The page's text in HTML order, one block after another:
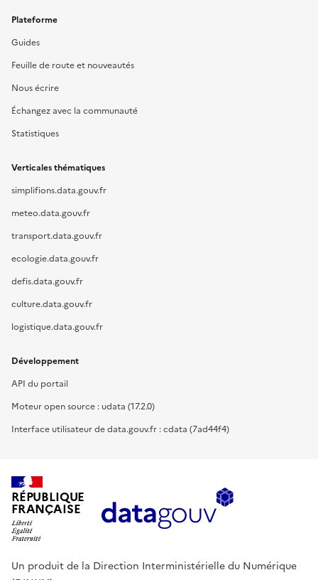
Plateforme
Guides
Feuille de route et nouveautés
Nous écrire
Échangez avec la communauté
Statistiques
Verticales thématiques
simplifions.data.gouv.fr
meteo.data.gouv.fr
transport.data.gouv.fr
ecologie.data.gouv.fr
defis.data.gouv.fr
culture.data.gouv.fr
logistique.data.gouv.fr
Développement
API du portail
Moteur open source : udata (17.2.0)
Interface utilisateur de data.gouv.fr : cdata (7ad44f4)
RÉPUBLIQUE
FRANÇAISE
Un produit de la Direction Interministérielle du Numérique